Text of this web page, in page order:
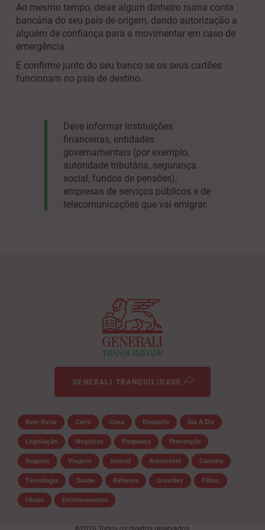
Ao mesmo tempo, deixe algum dinheiro numa conta
bancária do seu país de origem, dando autorização a
alguém de confiança para a movimentar em caso de
emergência.
E confirme junto do seu banco se os seus cartões
funcionam no país de destino.
Deve informar instituições
financeiras, entidades
governamentais (por exemplo,
autoridade tributária, segurança
social, fundos de pensões),
empresas de serviços públicos e de
telecomunicações que vai emigrar.
GENERALI TRANQUILIDADE
Bem-Estar Carro Casa Desporto Dia A Dia
Legislação Negócios Poupança Prevenção
Seguros Viagens Animal Automóvel Carreira
Tecnologia Saúde Reforma Gravidez Filhos
Férias Entretenimento